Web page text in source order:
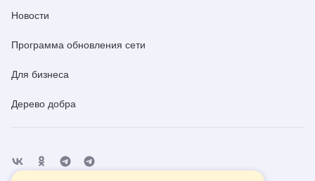
Новости
Программа обновления сети
Для бизнеса
Дерево добра